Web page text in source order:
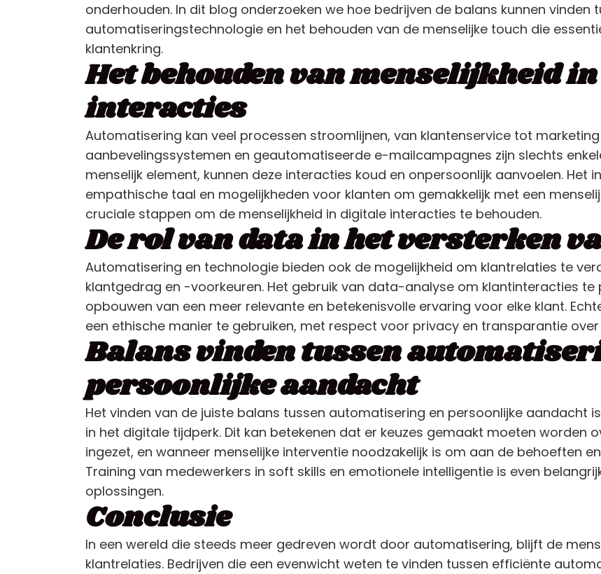
onderhouden. In dit blog onderzoeken we hoe bedrijven de balans kunnen vinden
automatiseringstechnologie en het behouden van de menselijke touch die
klantenkring.
Het behouden van menselijkheid
interacties
Automatisering kan veel processen stroomlijnen, van klantenservice tot
aanbevelingssystemen en geautomatiseerde e-mailcampagnes zijn slechts
menselijk element, kunnen deze interacties koud en onpersoonlijk aanvoelen. Het
empathische taal en mogelijkheden voor klanten om gemakkelijk met een
cruciale stappen om de menselijkheid in digitale interacties te behouden.
De rol van data in het versterken
Automatisering en technologie bieden ook de mogelijkheid om klantrelaties te
klantgedrag en -voorkeuren. Het gebruik van data-analyse om klantinteracties te
opbouwen van een meer relevante en betekenisvolle ervaring voor elke klant.
een ethische manier te gebruiken, met respect voor privacy en transparantie
Balans vinden tussen
persoonlijke aandacht
Het vinden van de juiste balans tussen automatisering en persoonlijke aandacht
in het digitale tijdperk. Dit kan betekenen dat er keuzes gemaakt moeten worden
ingezet, en wanneer menselijke interventie noodzakelijk is om aan de behoeften
Training van medewerkers in soft skills en emotionele intelligentie is even
oplossingen.
Conclusie
In een wereld die steeds meer gedreven wordt door automatisering, blijft de
klantrelaties. Bedrijven die een evenwicht weten te vinden tussen efficiënte